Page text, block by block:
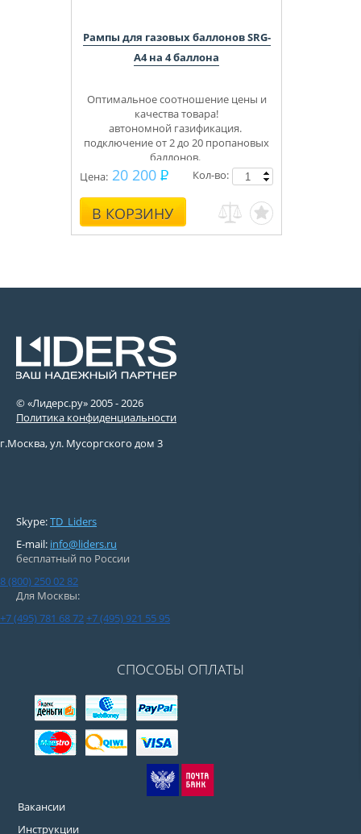
Рампы для газовых баллонов SRG-
А4 на 4 баллона
Оптимальное соотношение цены и
качества товара!
автономной газификация.
подключение от 2 до 20 пропановых
баллонов.
Укомплектуем под ключ.
Консультации, монтаж.
Цена: 20 200
В КОРЗИНУ
Кол-во:
© «Лидерс.ру» 2005 -2026
Политика конфиденциальности
г.Москва, ул. Мусоргского дом 3
Skype:TD_Liders
E-mail: info@liders.ru
бесплатный по России
8 (800) 250 02 82
Для Москвы:
+7 (495) 781 68 72+7 (495) 921 55 95
СПОСОБЫ ОПЛАТЫ
Вакансии
Инструкции